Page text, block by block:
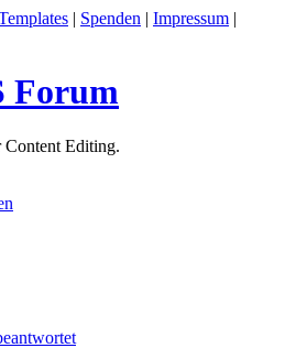
| Spenden | Impressum |
Forum
Editing.